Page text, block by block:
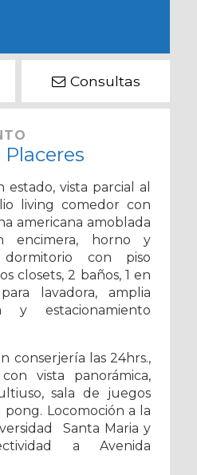
Consultas
vista parcial al
living comedor con
americana amoblada
encimera, horno y
con piso
closets, 2 baños, 1 en
lavadora, amplia
y estacionamiento
conserjería las 24hrs.,
vista panorámica,
sala de juegos
Locomoción a la
Santa Maria y
a Avenida